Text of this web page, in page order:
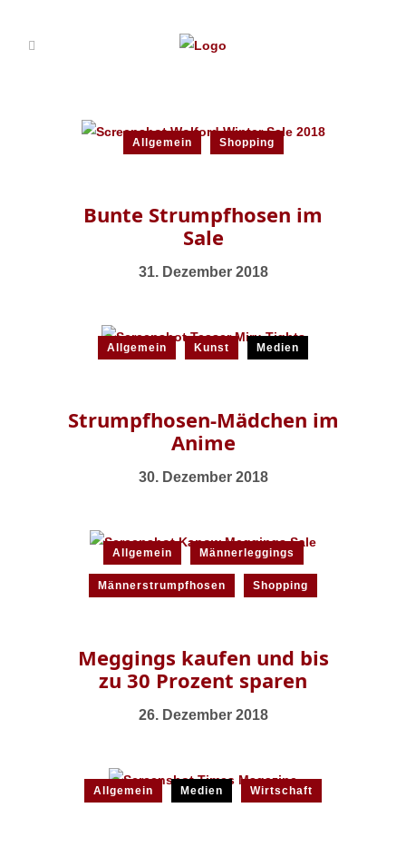
Allgemein Shopping
Bunte Strumpfhosen im
Sale
31. Dezember 2018
Allgemein Kunst Medien
Strumpfhosen-Mädchen im
Anime
30. Dezember 2018
Allgemein Männerleggings
Männerstrumpfhosen Shopping
Meggings kaufen und bis
zu 30 Prozent sparen
26. Dezember 2018
Allgemein Medien Wirtschaft